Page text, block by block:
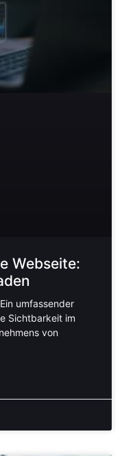
Webseite:
umfassender
Sichtbarkeit im
von